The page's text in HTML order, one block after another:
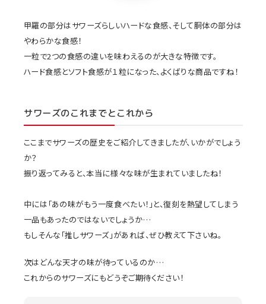
甲羅の部分はサワーズらしいハードな食感、そして胴体の部分は
やわらかな食感！
一粒で2つの食感の違いを味わえるのが大きな特徴です。
ハード食感とソフト食感が１粒になった、よくばりな商品ですね！
サワーズのこれまでとこれから
ここまでサワーズの歴史をご紹介してきましたが、いかがでしょう
か？
振り返ってみると、本当に様々な味が生まれていましたね！
中には「あの味がもう一度食べたい！」と、復刻を熱望してしまう
一品もあったのではないでしょうか…
もしそんな「推しサワーズ」があれば、ぜひ教えて下さいね。
次はどんな天才の味が待っているのか…
これからのサワーズにもどうぞご期待ください！